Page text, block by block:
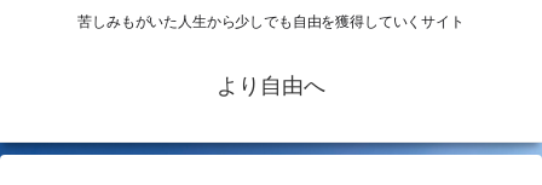
苦しみもがいた人生から少しでも自由を獲得していくサイト
より自由へ